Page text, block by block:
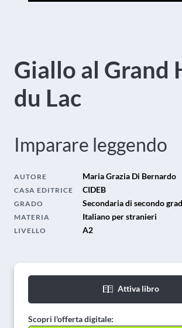
Giallo al Grand
du Lac
Imparare leggendo
AUTORE Maria Grazia Di Bernardo
CASA EDITRICE CIDEB
GRADO Secondaria di secondo
MATERIA Italiano per stranieri
LIVELLO A2
Attiva libro
Scopri l'offerta digitale: